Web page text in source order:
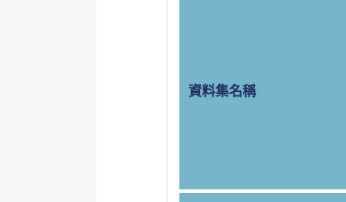
資料集名稱